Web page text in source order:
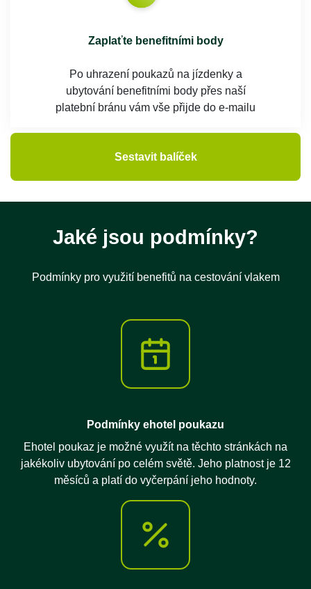
Zaplaťte benefitními body
Po uhrazení poukazů na jízdenky a
ubytování benefitními body přes naší
platební bránu vám vše přijde do e-mailu
Sestavit balíček
Jaké jsou podmínky?
Podmínky pro využití benefitů na cestování vlakem
Podmínky ehotel poukazu
Ehotel poukaz je možné využít na těchto stránkách na
jakékoliv ubytování po celém světě. Jeho platnost je 12
měsíců a platí do vyčerpání jeho hodnoty.